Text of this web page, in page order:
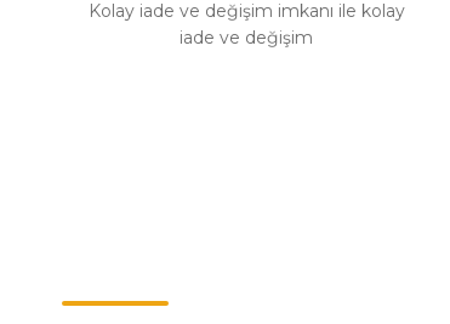
Kolay iade ve değişim imkanı ile kolay
iade ve değişim